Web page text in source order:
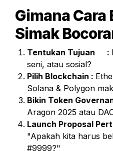
Gimana Cara
Simak
Tentukan Tujuan	:
seni, atau sosial?
Pilih Blockchain	:
Solana & Polygon
Aragon 2025 atau
"Apakah kita harus
#9999?"